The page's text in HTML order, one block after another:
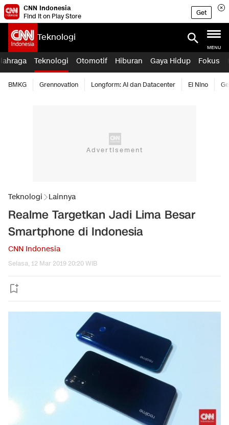
CNN Indonesia
Find it on Play Store
Get
Teknologi
MENU
Teknologi Otomotif Hiburan Gaya Hidup Fokus
BMKG Grennovation Longform: AI dan Datacenter El Nino
Teknologi Lainnya
Realme Targetkan Jadi Lima Besar
Smartphone di Indonesia
CNN Indonesia
Selasa, 12 Mar 2019 20:20 WIB